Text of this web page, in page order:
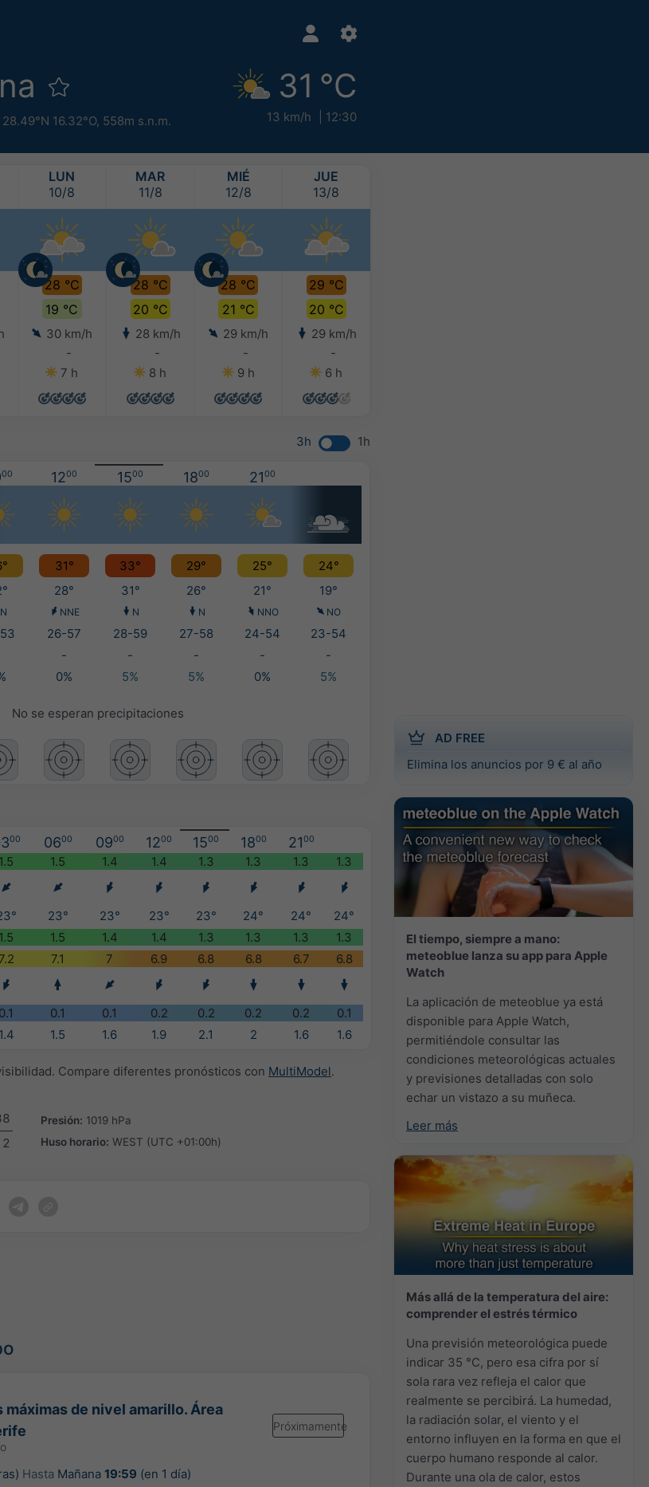
28.49°N 16.32°O, 558m s.n.m.
31 °C
13 km/h 12:30
AD FREE
Elimina los anuncios por 9 € al año
El tiempo, siempre a mano:
meteoblue lanza su app para Apple
Watch
La aplicación de meteoblue ya está
disponible para Apple Watch,
permitiéndole consultar las
condiciones meteorológicas actuales
y previsiones detalladas con solo
echar un vistazo a su muñeca.
Leer más
Más allá de la temperatura del aire:
comprender el estrés térmico
Una previsión meteorológica puede
indicar 35 °C, pero esa cifra por sí
sola rara vez refleja el calor que
realmente se percibirá. La humedad,
la radiación solar, el viento y el
entorno influyen en la forma en que el
cuerpo humano responde al calor.
Durante una ola de calor, estos
LUN
10/8
28 °C
19 °C
30 km/h
-
7 h
MAR
11/8
28 °C
20 °C
28 km/h
-
8 h
MIÉ
12/8
28 °C
21 °C
29 km/h
-
9 h
JUE
13/8
29 °C
20 °C
29 km/h
-
6 h
3h 1h
00 1200 1500 1800 2100
31° 33° 29° 25°
24°
28° 31° 26° 21° 19°
N NNE N N NNO NO
26-57 28-59 27-58 24-54
23-54
- - - -
-
0% 5% 5% 0% 5%
No se esperan precipitaciones
00 0600 0900 1200 1500 1800 2100
1.5 1.5 1.4 1.4 1.3 1.3 1.3
1.3
23° 23° 23° 23° 24° 24°
24°
1.5 1.5 1.4 1.4 1.3 1.3 1.3
1.3
7.2 7.1 7 6.9 6.8 6.8 6.7
6.8
0.1 0.1 0.1 0.2 0.2 0.2 0.2
0.1
1.4 1.5 1.6 1.9 2.1 2 1.6 1.6
Compare diferentes pronósticos con MultiModel.
Presión: 1019 hPa
Huso horario: WEST (UTC +01:00h)
de nivel amarillo. Área
Próximamente
Hasta Mañana 19:59 (en 1 día)